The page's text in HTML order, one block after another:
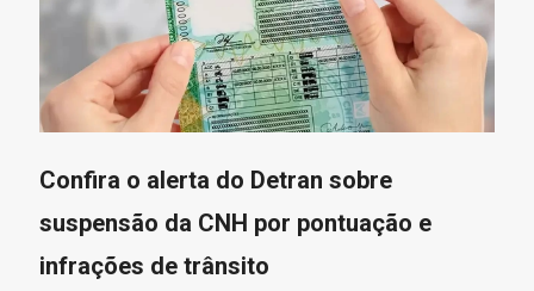
Confira o alerta do Detran sobre
suspensão da CNH por pontuação e
infrações de trânsito